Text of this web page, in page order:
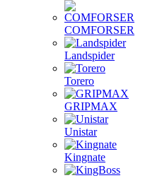
COMFORSER
Landspider
Torero
GRIPMAX
Unistar
Kingnate